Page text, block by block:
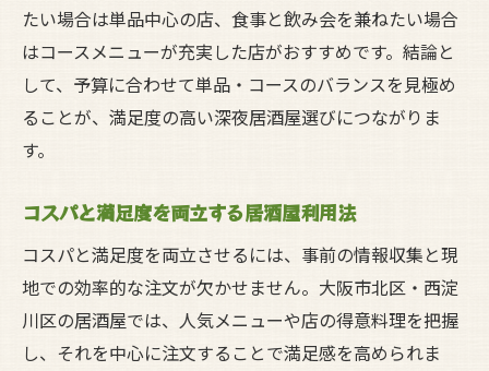
たい場合は単品中心の店、食事と飲み会を兼ねたい場合
はコースメニューが充実した店がおすすめです。結論と
して、予算に合わせて単品・コースのバランスを見極め
ることが、満足度の高い深夜居酒屋選びにつながりま
す。
コスパと満足度を両立する居酒屋利用法
コスパと満足度を両立させるには、事前の情報収集と現
地での効率的な注文が欠かせません。大阪市北区・西淀
川区の居酒屋では、人気メニューや店の得意料理を把握
し、それを中心に注文することで満足感を高められま